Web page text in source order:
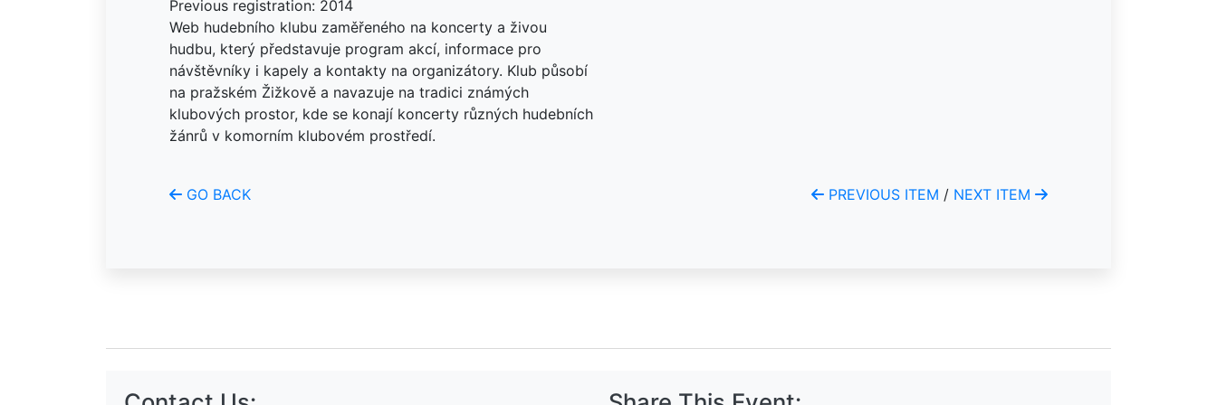
Previous registration: 2014
Web hudebního klubu zaměřeného na koncerty a živou
hudbu, který představuje program akcí, informace pro
návštěvníky i kapely a kontakty na organizátory. Klub působí
na pražském Žižkově a navazuje na tradici známých
klubových prostor, kde se konají koncerty různých hudebních
žánrů v komorním klubovém prostředí.
GO BACK PREVIOUS ITEM / NEXT ITEM